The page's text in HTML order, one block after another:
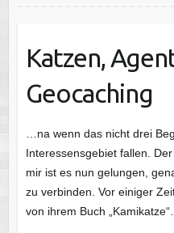
Katzen,
Geocaching
…na wenn das nicht drei
Interessensgebiet fallen.
mir ist es nun gelungen,
zu verbinden. Vor einiger
von ihrem Buch „Kamikatze“…